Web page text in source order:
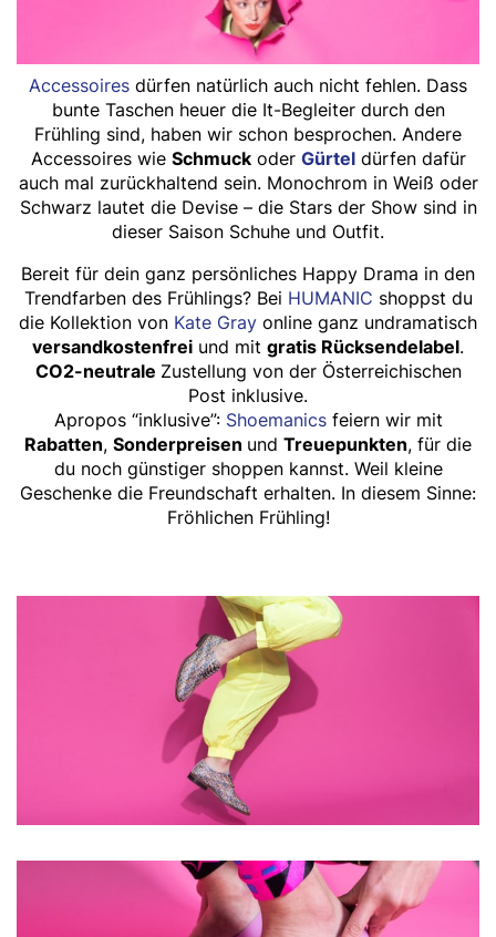
Accessoires dürfen natürlich auch nicht fehlen. Dass
bunte Taschen heuer die It-Begleiter durch den
Frühling sind, haben wir schon besprochen. Andere
Accessoires wie Schmuckoder Gürteldürfen dafür
auch mal zurückhaltend sein. Monochrom in Weiß oder
Schwarz lautet die Devise – die Stars der Show sind in
dieser Saison Schuhe und Outfit.
Bereit für dein ganz persönliches Happy Drama in den
Trendfarben des Frühlings? Bei HUMANIC shoppst du
die Kollektion von Kate Gray online ganz undramatisch
versandkostenfrei und mit gratis Rücksendelabel.
CO2-neutrale Zustellung von der Österreichischen
Post inklusive.
Apropos “inklusive”: Shoemanicsfeiern wir mit
Rabatten, Sonderpreisen und Treuepunkten, für die
du noch günstiger shoppen kannst. Weil kleine
Geschenke die Freundschaft erhalten. In diesem Sinne:
Fröhlichen Frühling!